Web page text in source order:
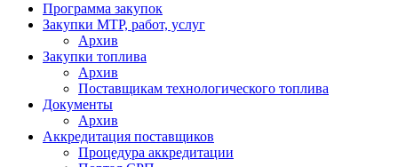
Программа закупок
Закупки МТР, работ, услуг
Архив
Закупки топлива
Архив
Поставщикам технологического топлива
Документы
Архив
Аккредитация поставщиков
Процедура аккредитации